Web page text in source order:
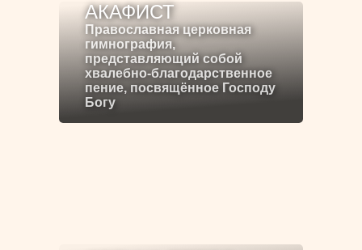
АКАФИСТ
Православная церковная
гимнография,
представляющий собой
хвалебно-благодарственное
пение, посвящённое Господу
Богу